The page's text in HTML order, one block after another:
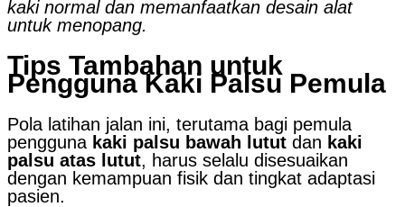
kaki normal dan memanfaatkan desain alat
untuk menopang.
Tips Tambahan untuk
Pengguna Kaki Palsu Pemula
Pola latihan jalan ini, terutama bagi pemula
pengguna kaki palsu bawah lutut dan kaki
palsu atas lutut, harus selalu disesuaikan
dengan kemampuan fisik dan tingkat adaptasi
pasien.